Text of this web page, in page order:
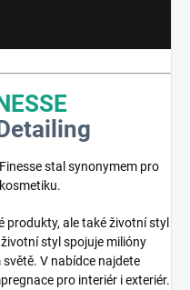
stal synonymem pro
produkty, ale také životní styl
styl spojuje milióny
V nabídce najdete
pro interiér i exteriér.